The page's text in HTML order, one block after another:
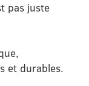
pas juste
et durables.